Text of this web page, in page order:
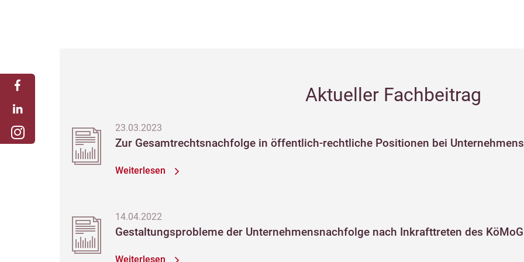
Aktueller Fachbeitrag
23.03.2023
Zur Gesamtrechtsnachfolge in öffentlich-rechtliche Positionen bei
Weiterlesen
14.04.2022
Gestaltungsprobleme der Unternehmensnachfolge nach Inkrafttreten des KöMoG
Weiterlesen